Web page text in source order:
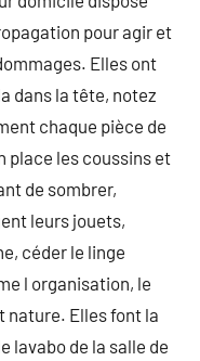
pour agir et
Elles ont
dans la tête, notez
chaque pièce de
place les coussins et
de sombrer,
leurs jouets,
céder le linge
l organisation, le
nature. Elles font la
lavabo de la salle de